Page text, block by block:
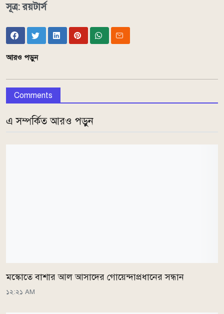
সূত্র: রয়টার্স
আরও পড়ুন
Comments
এ সম্পর্কিত আরও পড়ুন
মস্কোতে বাশার আল আসাদের গোয়েন্দাপ্রধানের সন্ধান
১২:২১ AM